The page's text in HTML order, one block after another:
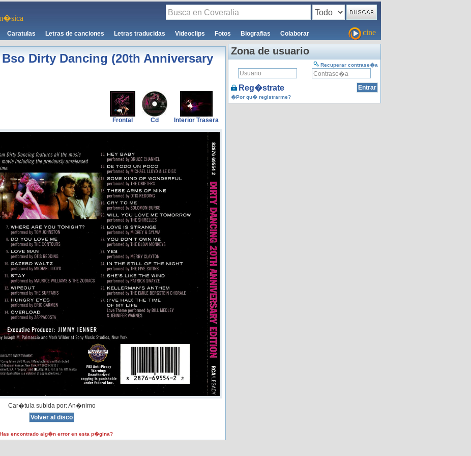
Caratulas Letras de canciones Letras traducidas Videoclips Fotos Biografias Colaborar cine
Bso Dirty Dancing (20th Anniversary
Frontal Cd Interior Trasera
Car�tula subida por: An�nimo
encontrado alg�n error en esta p�gina?
Zona de usuario
Recuperar contrase�a
Reg�strate
�Por qu� registrarme?